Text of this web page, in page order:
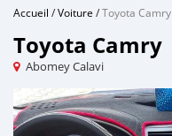
Accueil /Voiture /Toyota Camry
Toyota Camry
Abomey Calavi